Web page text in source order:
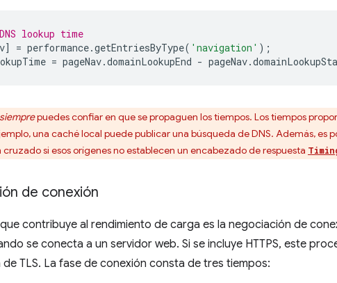
lookup time
] = performance.getEntriesByType( 'navigation' );
= pageNav.domainLookupEnd - pageNav.
siemprepuedes confiar en que se propaguen los tiempos. Los tiempos
una caché local puede publicar una búsqueda de DNS. Además, es
si esos orígenes no establecen un encabezado de respuesta
de conexión
contribuye al rendimiento de carga es la negociación de
se conecta a un servidor web. Si se incluye HTTPS, este
TLS. La fase de conexión consta de tres tiempos: